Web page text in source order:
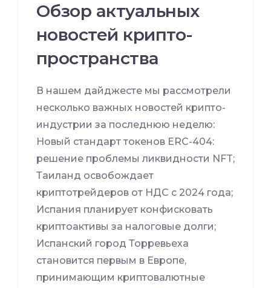
Обзор актуальных
новостей крипто-
пространства
В нашем дайджесте мы рассмотрели
несколько важных новостей крипто-
индустрии за последнюю неделю:
Новый стандарт токенов ERC-404:
решение проблемы ликвидности NFT;
Таиланд освобождает
криптотрейдеров от НДС с 2024 года;
Испания планирует конфисковать
криптоактивы за налоговые долги;
Испанский город Торревьеха
становится первым в Европе,
принимающим криптовалютные